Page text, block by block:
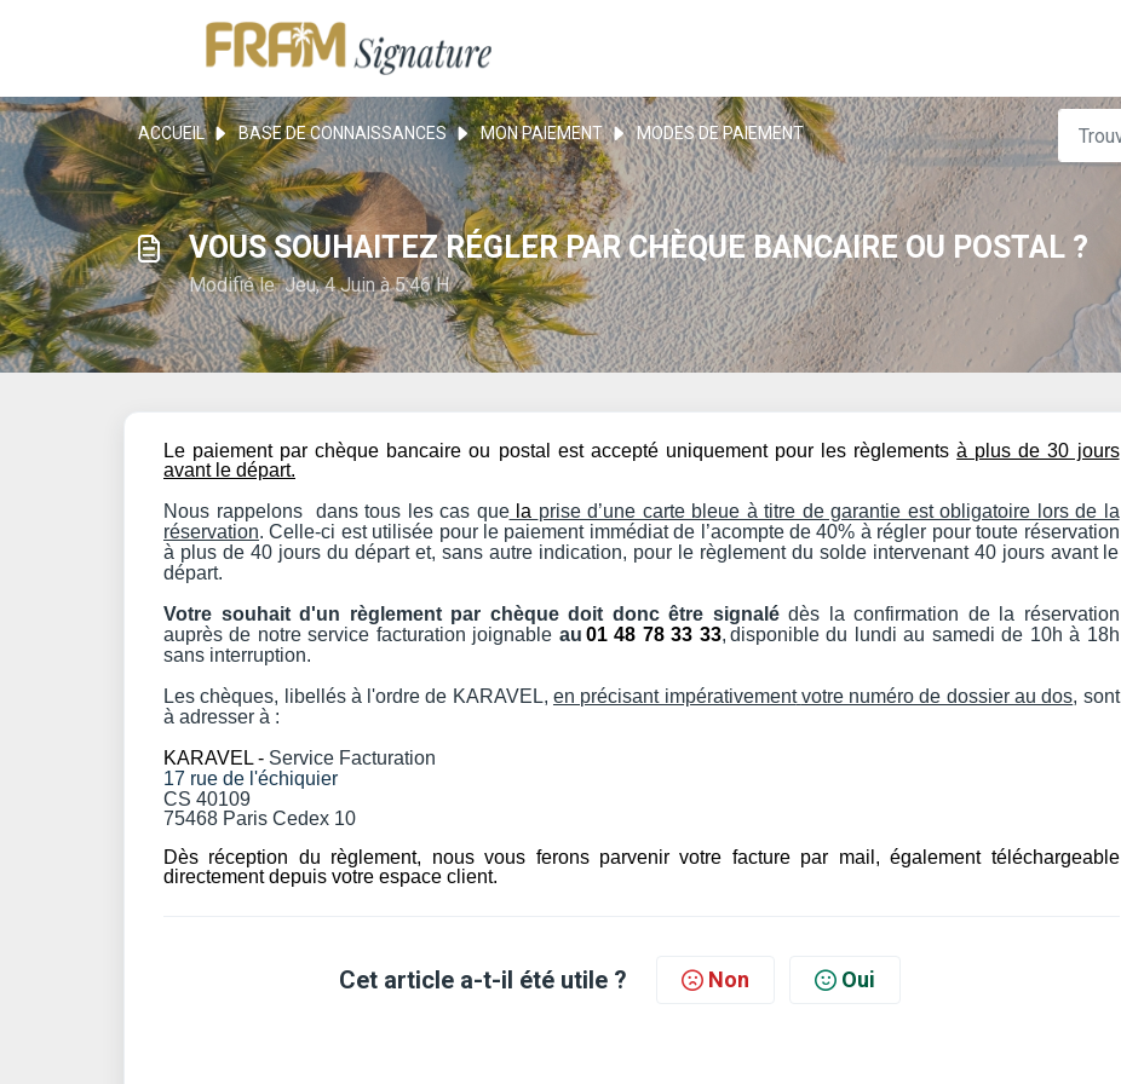
ACCUEIL BASE DE CONNAISSANCES MON PAIEMENT MODES DE PAIEMENT
VOUS SOUHAITEZ RÉGLER PAR CHÈQUE BANCAIRE OU POSTAL ?
Modifié le Jeu, 4 Juin à 5:46 H
Le paiement par chèque bancaire ou postal est accepté uniquement pour les règlementsà plus de 30 jours
avant le départ.
Nous rappelons dans tous les cas que la prise d’une carte bleue à titre de garantie est obligatoire lors de la
réservation. Celle-ci est utilisée pour le paiement immédiat de l’acompte de 40% à régler pour toute réservation
à plus de 40 jours du départ et, sans autre indication, pour le règlement du solde intervenant 40 jours avant le
départ.
Votre souhait d'un règlement par chèque doit donc être signalé dès la confirmation de la réservation
auprès de notre service facturation joignable au 01 48 78 33 33, disponible du lundi au samedi de 10h à 18h
sans interruption.
Les chèques, libellés à l'ordre de KARAVEL, en précisant impérativement votre numéro de dossier au dos, sont
à adresser à :
KARAVEL - Service Facturation
17 rue de l'échiquier
CS 40109
75468 Paris Cedex 10
Dès réception du règlement, nous vous ferons parvenir votre facture par mail, également téléchargeable
directement depuis votre espace client.
Cet article a-t-il été utile ? Non Oui